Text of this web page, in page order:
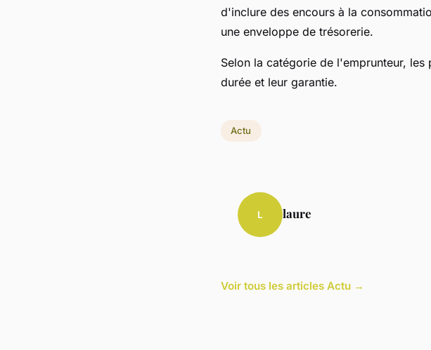
d'inclure des encours à la
une enveloppe de trésorerie.
Selon la catégorie de l'emprunteur,
durée et leur garantie.
Actu
L laure
Voir tous les articles Actu →